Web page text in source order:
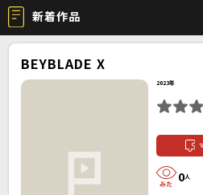
新着作品
BEYBLADE X
2023年
0人